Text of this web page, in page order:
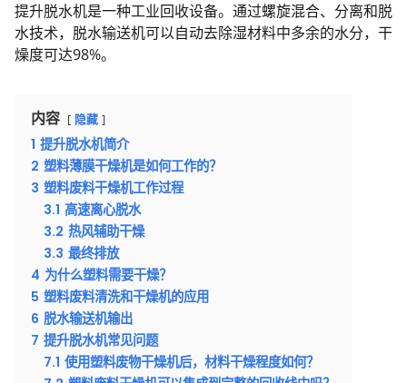
提升脱水机是一种工业回收设备。通过螺旋混合、分离和脱
水技术，脱水输送机可以自动去除湿材料中多余的水分，干
燥度可达98%。
内容 隐藏
1 提升脱水机简介
2 塑料薄膜干燥机是如何工作的？
3 塑料废料干燥机工作过程
3.1 高速离心脱水
3.2 热风辅助干燥
3.3 最终排放
4 为什么塑料需要干燥？
5 塑料废料清洗和干燥机的应用
6 脱水输送机输出
7 提升脱水机常见问题
7.1 使用塑料废物干燥机后，材料干燥程度如何？